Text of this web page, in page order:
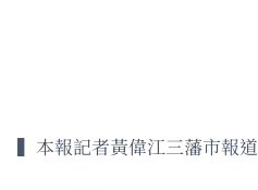
▍本報記者黃偉江三藩市報